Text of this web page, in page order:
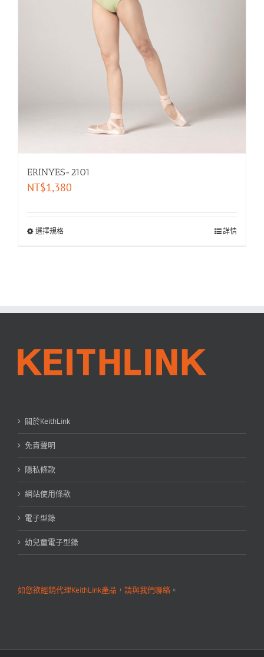
ERINYES-2101
NT$1,380
選擇規格 詳情
關於KeithLink
免責聲明
隱私條款
網站使用條款
電子型錄
幼兒童電子型錄
如您欲經銷代理KeithLink產品，請與我們聯絡 。